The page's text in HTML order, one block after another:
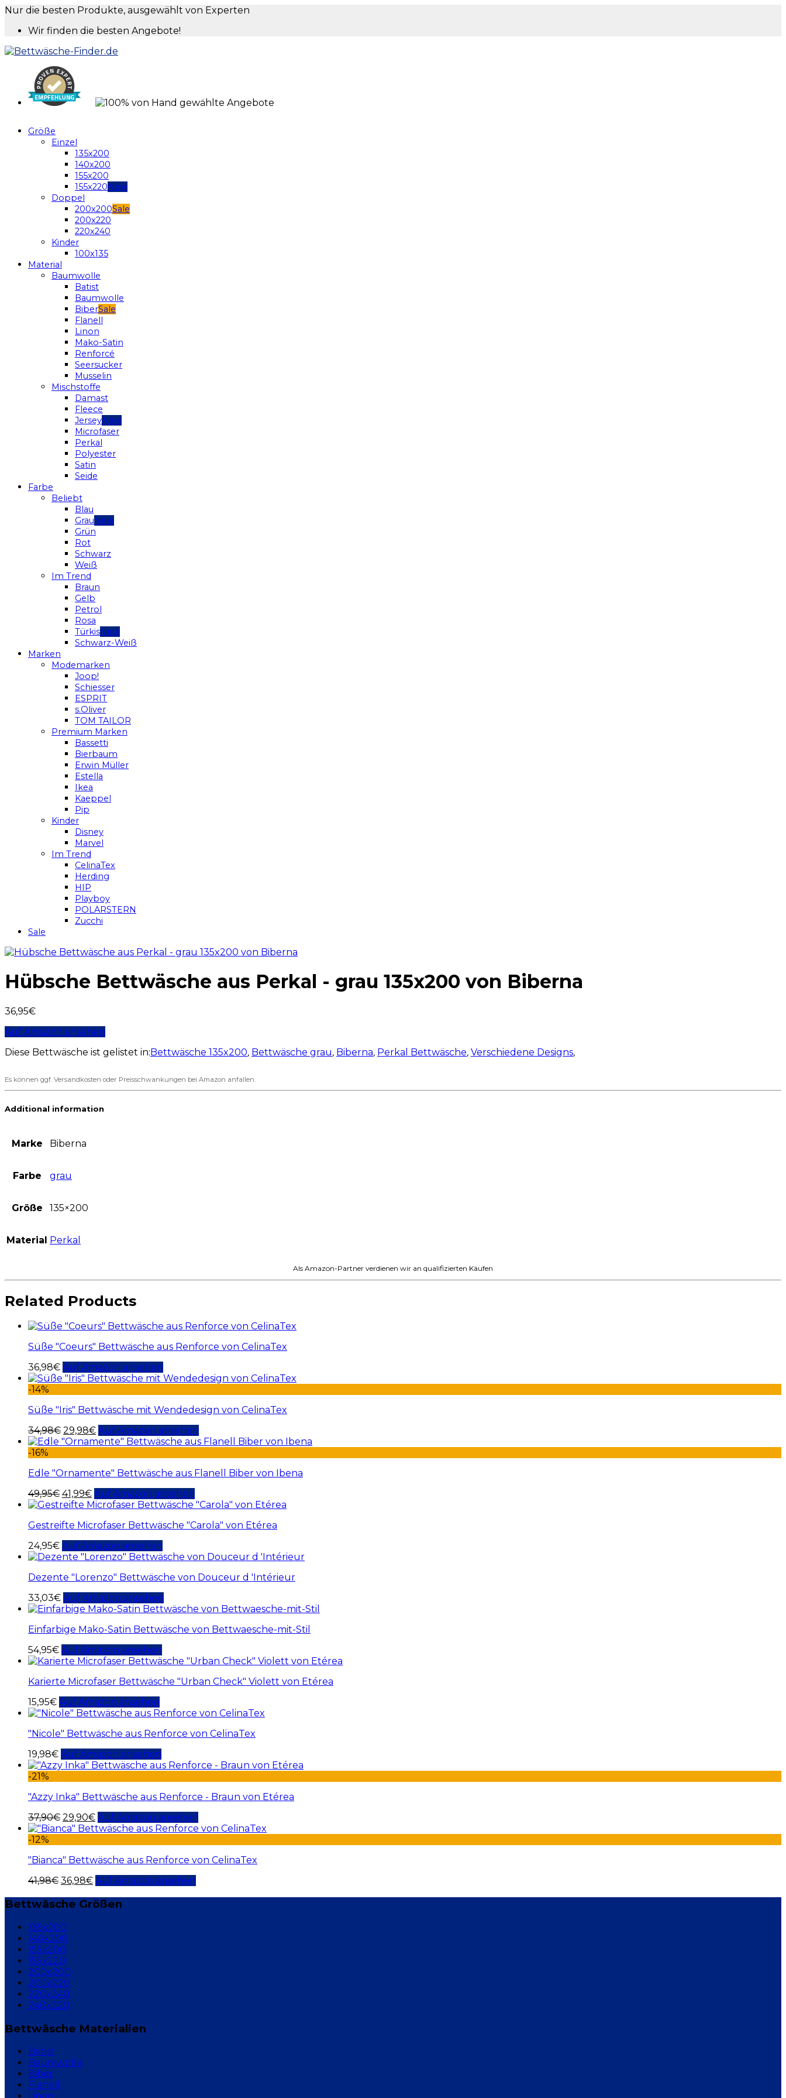
Nur die besten Produkte, ausgewählt von Experten
Wir finden die besten Angebote!
Größe
Einzel
135x200
140x200
155x200
155x220
Doppel
200x200
200x220
220x240
Kinder
100x135
Material
Baumwolle
Batist
Baumwolle
Biber
Flanell
Linon
Mako-Satin
Renforcé
Seersucker
Musselin
Mischstoffe
Damast
Fleece
Jersey
Microfaser
Perkal
Polyester
Satin
Seide
Farbe
Beliebt
Blau
Grau
Grün
Rot
Schwarz
Weiß
Im Trend
Braun
Gelb
Petrol
Rosa
Türkis
Schwarz-Weiß
Marken
Modemarken
Joop!
Schiesser
ESPRIT
s.Oliver
TOM TAILOR
Premium Marken
Bassetti
Bierbaum
Erwin Müller
Estella
Ikea
Kaeppel
Pip
Kinder
Disney
Marvel
Im Trend
CelinaTex
Herding
HIP
Playboy
POLARSTERN
Zucchi
Sale
Hübsche Bettwäsche aus Perkal - grau 135x200 von Biberna
36,95€
Auf Amazon ansehen
Diese Bettwäsche ist gelistet in:Bettwäsche 135x200, Bettwäsche grau, Biberna, Perkal Bettwäsche, Verschiedene Designs,
Es können ggf. Versandkosten oder Preisschwankungen bei Amazon anfallen.
Additional information
Marke Biberna
Farbe grau
Größe 135×200
Material Perkal
Als Amazon-Partner verdienen wir an qualifizierten Käufen
Related Products
Süße "Coeurs" Bettwäsche aus Renforce von CelinaTex
36,98€ Auf Amazon ansehen
-14%
Süße "Iris" Bettwäsche mit Wendedesign von CelinaTex
34,98€ 29,98€ Auf Amazon ansehen
-16%
Edle "Ornamente" Bettwäsche aus Flanell Biber von Ibena
49,95€ 41,99€ Auf Amazon ansehen
Gestreifte Microfaser Bettwäsche "Carola" von Etérea
24,95€ Auf Amazon ansehen
Dezente "Lorenzo" Bettwäsche von Douceur d 'Intérieur
33,03€ Auf Amazon ansehen
Einfarbige Mako-Satin Bettwäsche von Bettwaesche-mit-Stil
54,95€ Auf Amazon ansehen
Karierte Microfaser Bettwäsche "Urban Check" Violett von Etérea
15,95€ Auf Amazon ansehen
"Nicole" Bettwäsche aus Renforce von CelinaTex
19,98€ Auf Amazon ansehen
-21%
"Azzy Inka" Bettwäsche aus Renforce - Braun von Etérea
37,90€ 29,90€ Auf Amazon ansehen
-12%
"Bianca" Bettwäsche aus Renforce von CelinaTex
41,98€ 36,98€ Auf Amazon ansehen
Bettwäsche Größen
135x200
140x200
155x200
155x220
200x200
200x220
220x240
240x220
Bettwäsche Materialien
Batist
Baumwolle
Biber
Flanell